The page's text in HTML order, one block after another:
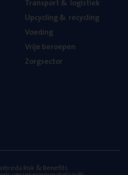
Upcy­cling& recycling
Voe­ding
Vrije beroe­pen
Zorg­sec­tor
Risk & Benefits